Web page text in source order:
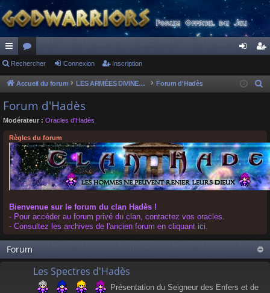
ac
co
ur
ci
or
u
s
ne cri
Rechercher Connexion Inscription
Accueil du forum LES ARMÉES DIVINES - FORUMS DE CLAN Forum d'Hadès
r
c
h
e
Forum d'Hadès
Modérateur : Oracles d'Hadès
Règles du forum
Bienvenue sur le forum du clan Hadès !
- Pour accéder au forum privé du clan, contactez vos oracles.
- Consultez les archives de l'ancien forum en cliquant ici.
Forum
Les Spectres d'Hadès
Présentation du Seigneur des Enfers et de